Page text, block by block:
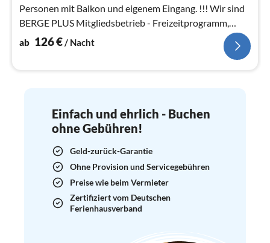
Personen mit Balkon und eigenem Eingang. !!! Wir sind
BERGE PLUS Mitgliedsbetrieb - Freizeitprogramm,
gratis für unsere Gäste !!!
ab 126€/ Nacht
Einfach und ehrlich - Buchen
ohne Gebühren!
Geld-zurück-Garantie
Ohne Provision und Servicegebühren
Preise wie beim Vermieter
Zertifiziert vom Deutschen
Ferienhausverband